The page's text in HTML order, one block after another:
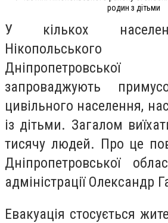
родин з дітьми
У кількох
запроваджують
цивільного населення,
із дітьми. Загалом
тисячу людей. Про це
Дніпропетровської
адміністрації Олександр
Евакуація стосується